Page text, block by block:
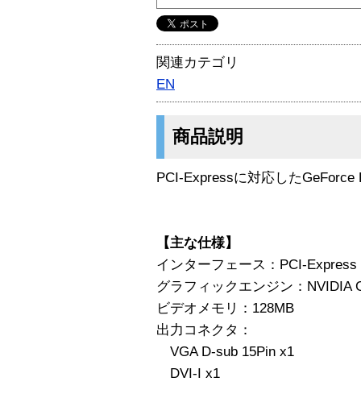
関連カテゴリ
EN
商品説明
PCI-Expressに対応した
【主な仕様】
インターフェース：PCI-Express
グラフィックエンジン：NVIDIA
ビデオメモリ：128MB
出力コネクタ：
VGA D-sub 15Pin x1
DVI-I x1